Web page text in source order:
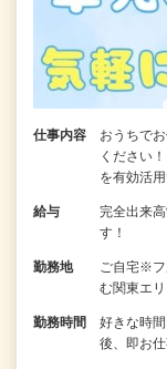
仕事内容
おうちで
ください
を有効活
給与
完全出来
す！
勤務地
ご自宅※
む関東エ
勤務時間
好きな時
後、即お